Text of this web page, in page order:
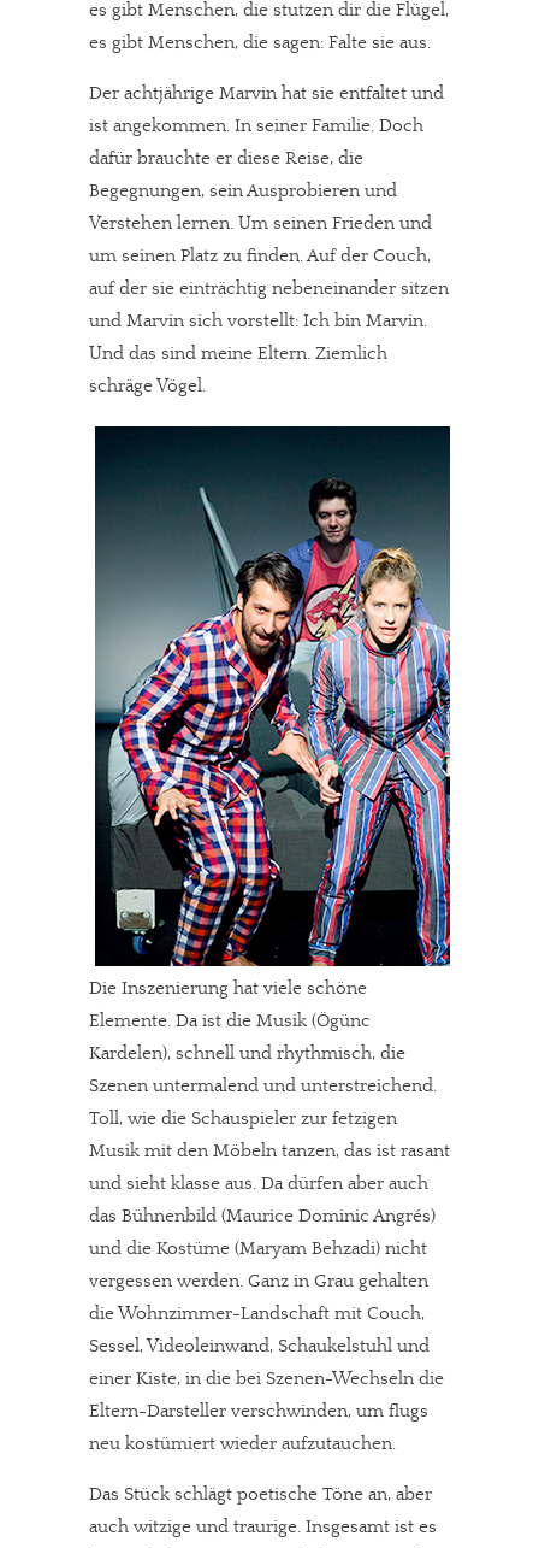
es gibt Menschen, die stutzen dir die Flügel,
es gibt Menschen, die sagen: Falte sie aus.
Der achtjährige Marvin hat sie entfaltet und
ist angekommen. In seiner Familie. Doch
dafür brauchte er diese Reise, die
Begegnungen, sein Ausprobieren und
Verstehen lernen. Um seinen Frieden und
um seinen Platz zu finden. Auf der Couch,
auf der sie einträchtig nebeneinander sitzen
und Marvin sich vorstellt: Ich bin Marvin.
Und das sind meine Eltern. Ziemlich
schräge Vögel.
Die Inszenierung hat viele schöne
Elemente. Da ist die Musik (Ögünc
Kardelen), schnell und rhythmisch, die
Szenen untermalend und unterstreichend.
Toll, wie die Schauspieler zur fetzigen
Musik mit den Möbeln tanzen, das ist rasant
und sieht klasse aus. Da dürfen aber auch
das Bühnenbild (Maurice Dominic Angrés)
und die Kostüme (Maryam Behzadi) nicht
vergessen werden. Ganz in Grau gehalten
die Wohnzimmer-Landschaft mit Couch,
Sessel, Videoleinwand, Schaukelstuhl und
einer Kiste, in die bei Szenen-Wechseln die
Eltern-Darsteller verschwinden, um flugs
neu kostümiert wieder aufzutauchen.
Das Stück schlägt poetische Töne an, aber
auch witzige und traurige. Insgesamt ist es